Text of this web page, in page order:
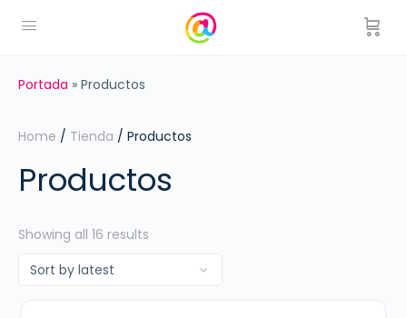
Portada » Productos
Home / Tienda / Productos
Productos
Showing all 16 results